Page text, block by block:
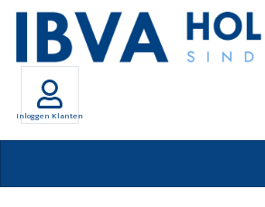
Inloggen Klanten